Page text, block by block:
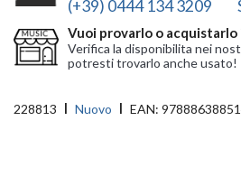
(+39) 0444 134 3209
Vuoi provarlo o acquistarlo
Verifica la disponibilita nei
potresti trovarlo anche usato!
228813 Nuovo EAN: